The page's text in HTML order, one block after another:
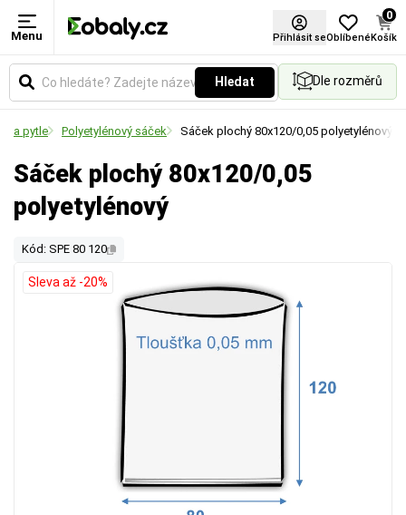
Menu Přihlásit seOblíbené
0
Košík
Hledat Dle rozměrů
a pytle Polyetylénový sáček Sáček plochý 80x120/0,05 polyetylénový
Sáček plochý 80x120/0,05
polyetylénový
Kód: SPE 80 120
Sleva až -20%